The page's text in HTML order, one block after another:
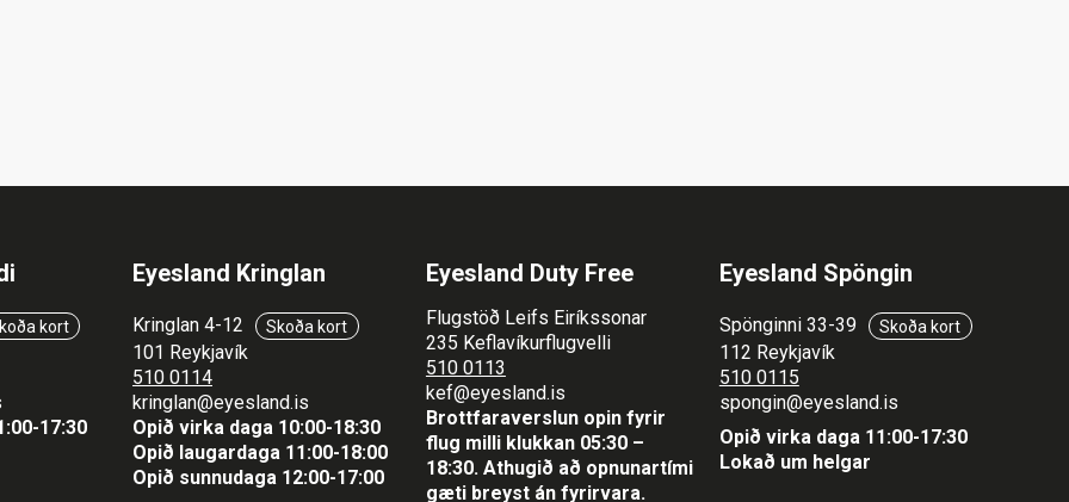
kort
:00-17:30
Eyesland Kringlan
Kringlan 4-12 Skoða kort
101 Reykjavík
510 0114
kringlan@eyesland.is
Opið virka daga 10:00-18:30
Opið laugardaga 11:00-18:00
Opið sunnudaga 12:00-17:00
Eyesland Duty Free
Flugstöð Leifs Eiríkssonar
235 Keflavíkurflugvelli
510 0113
kef@eyesland.is
Brottfaraverslun opin fyrir
flug milli klukkan 05:30 –
18:30. Athugið að opnunartími
gæti breyst án fyrirvara.
Eyesland Spöngin
Spönginni 33-39 Skoða kort
112 Reykjavík
510 0115
spongin@eyesland.is
Opið virka daga 11:00-17:30
Lokað um helgar